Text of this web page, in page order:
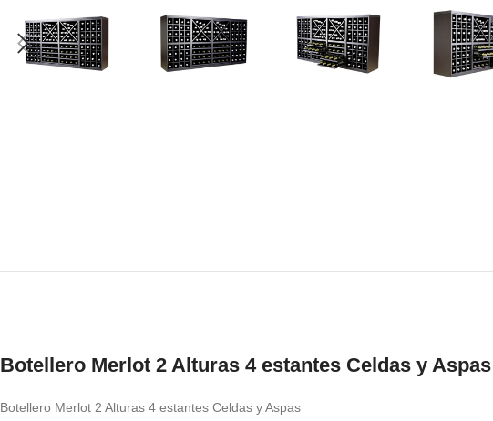
Botellero Merlot 2 Alturas 4 estantes Celdas y Aspas
Botellero Merlot 2 Alturas 4 estantes Celdas y Aspas